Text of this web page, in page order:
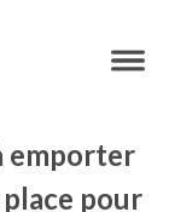
emporter
pour